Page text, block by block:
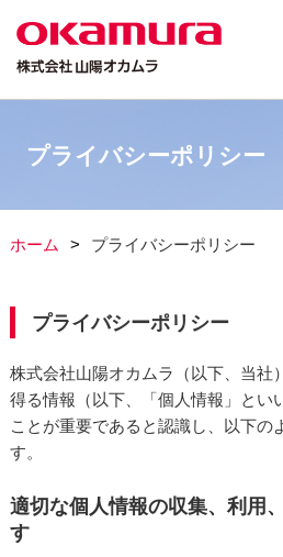
プライバシーポリシー
ホーム プライバシーポリシー
プライバシーポリシー
株式会社山陽オカムラ（以下、当社
得る情報（以下、「個人情報」とい
ことが重要であると認識し、以下の
す。
適切な個人情報の収集、利用
す